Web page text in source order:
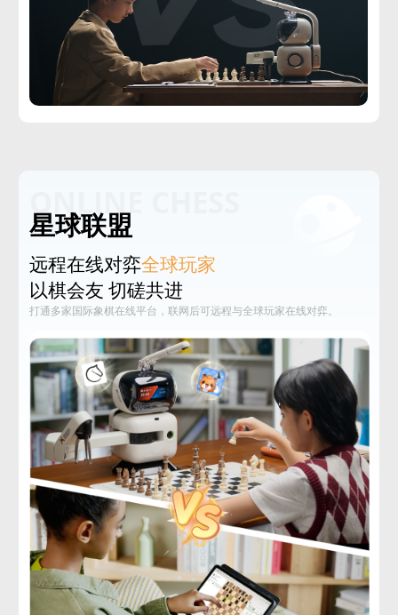
ONLINE CHESS
星球联盟
远程在线对弈全球玩家
以棋会友 切磋共进
打通多家国际象棋在线平台，联网后可远程与全球玩家在线对弈。